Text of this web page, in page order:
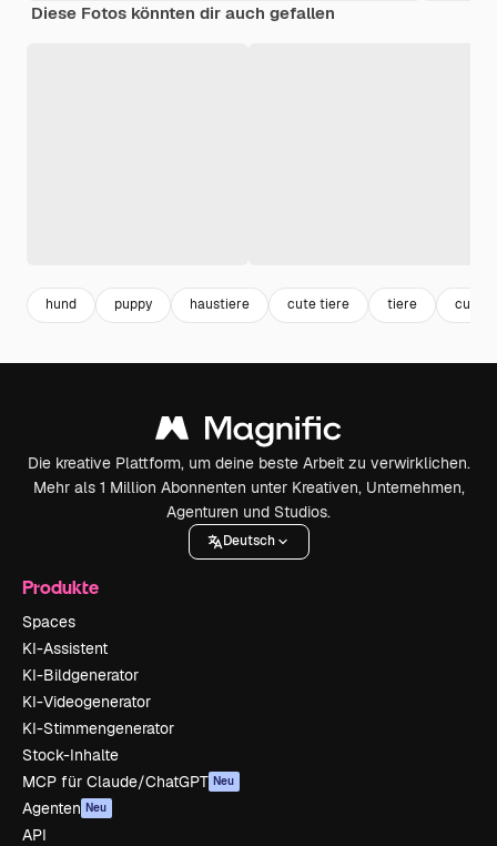
Diese Fotos könnten dir auch gefallen
hund puppy haustiere cute tiere tiere cute
Die kreative Plattform, um deine beste Arbeit zu verwirklichen.
Mehr als 1 Million Abonnenten unter Kreativen, Unternehmen,
Agenturen und Studios.
Deutsch
Produkte
Spaces
KI-Assistent
KI-Bildgenerator
KI-Videogenerator
KI-Stimmengenerator
Stock-Inhalte
MCP für Claude/ChatGPT Neu
Agenten Neu
API